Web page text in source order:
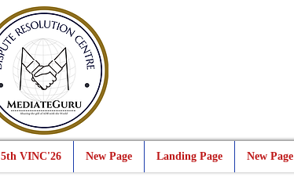
5th VINC'26 New Page Landing Page New Page